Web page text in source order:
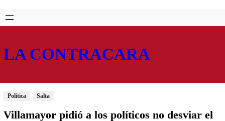
Saltar
al
Skip
to
LA CONTRACARA
Política Salta
Villamayor pidió a los políticos no desviar el